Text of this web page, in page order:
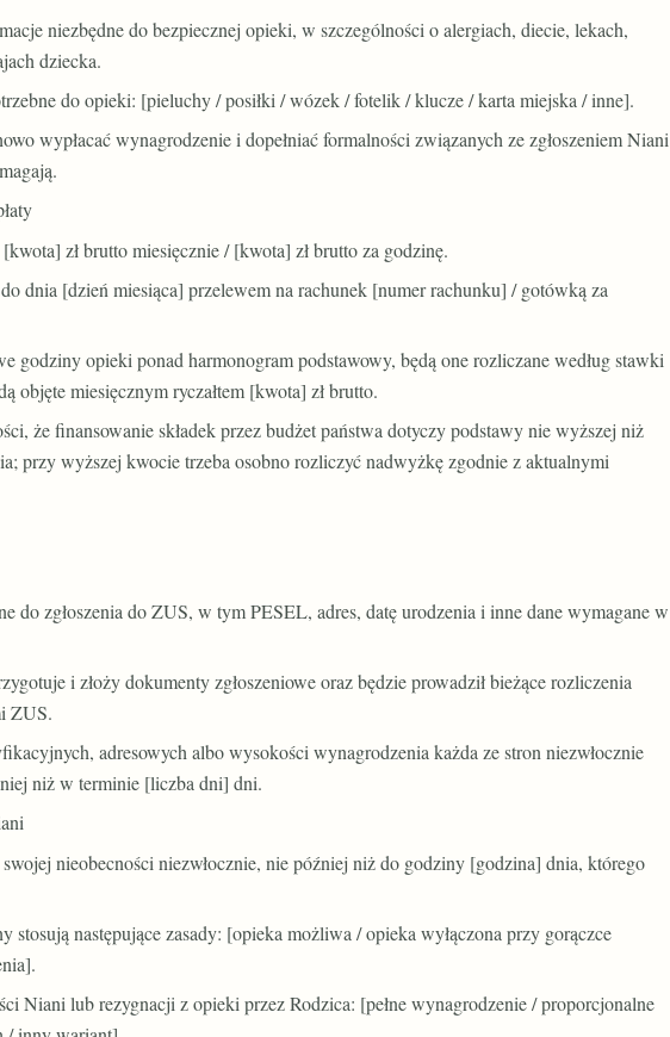
niezbędne do bezpiecznej opieki, w szczególności o alergiach, diecie, lekach,
dziecka.
do opieki: [pieluchy / posiłki / wózek / fotelik / klucze / karta miejska / inne].
wypłacać wynagrodzenie i dopełniać formalności związanych ze zgłoszeniem Niani
zł brutto miesięcznie / [kwota] zł brutto za godzinę.
dnia [dzień miesiąca] przelewem na rachunek [numer rachunku] / gotówką za
godziny opieki ponad harmonogram podstawowy, będą one rozliczane według stawki
objęte miesięcznym ryczałtem [kwota] zł brutto.
że finansowanie składek przez budżet państwa dotyczy podstawy nie wyższej niż
przy wyższej kwocie trzeba osobno rozliczyć nadwyżkę zgodnie z aktualnymi
do zgłoszenia do ZUS, w tym PESEL, adres, datę urodzenia i inne dane wymagane w
i złoży dokumenty zgłoszeniowe oraz będzie prowadził bieżące rozliczenia
ZUS.
adresowych albo wysokości wynagrodzenia każda ze stron niezwłocznie
niż w terminie [liczba dni] dni.
nieobecności niezwłocznie, nie później niż do godziny [godzina] dnia, którego
stosują następujące zasady: [opieka możliwa / opieka wyłączona przy gorączce
Niani lub rezygnacji z opieki przez Rodzica: [pełne wynagrodzenie / proporcjonalne